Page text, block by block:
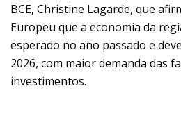
BCE, Christine Lagarde, que
Europeu que a economia da
esperado no ano passado e
2026, com maior demanda das
investimentos.